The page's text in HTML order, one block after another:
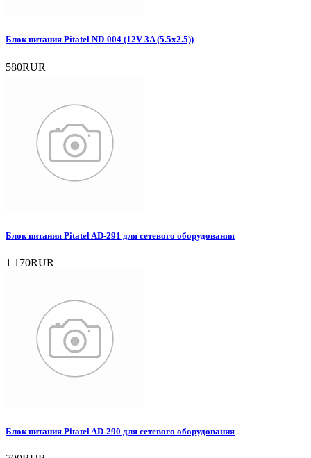
Блок питания Pitatel ND-004 (12V 3A (5.5x2.5))
580RUR
Блок питания Pitatel AD-291 для сетевого оборудования
1 170RUR
Блок питания Pitatel AD-290 для сетевого оборудования